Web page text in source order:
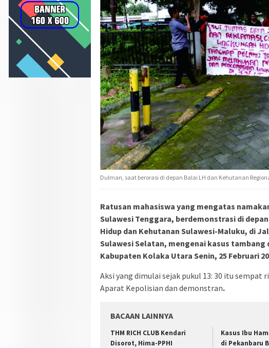
Dulman, saat berorasi di depan Balai LH dan Kehutanan
Ratusan mahasiswa yang mengatas
Sulawesi Tenggara, berdemonstrasi di
Hidup dan Kehutanan Sulawesi-Maluku, di
Sulawesi Selatan, mengenai kasus tambang
Kabupaten Kolaka Utara Senin, 25 Februari
Aksi yang dimulai sejak pukul 13: 30 itu
Aparat Kepolisian dan demonstran.
BACAAN LAINNYA
THM RICH CLUB Kendari
Disorot, Hima-PPHI
Kasus Ibu
di Pekanbaru